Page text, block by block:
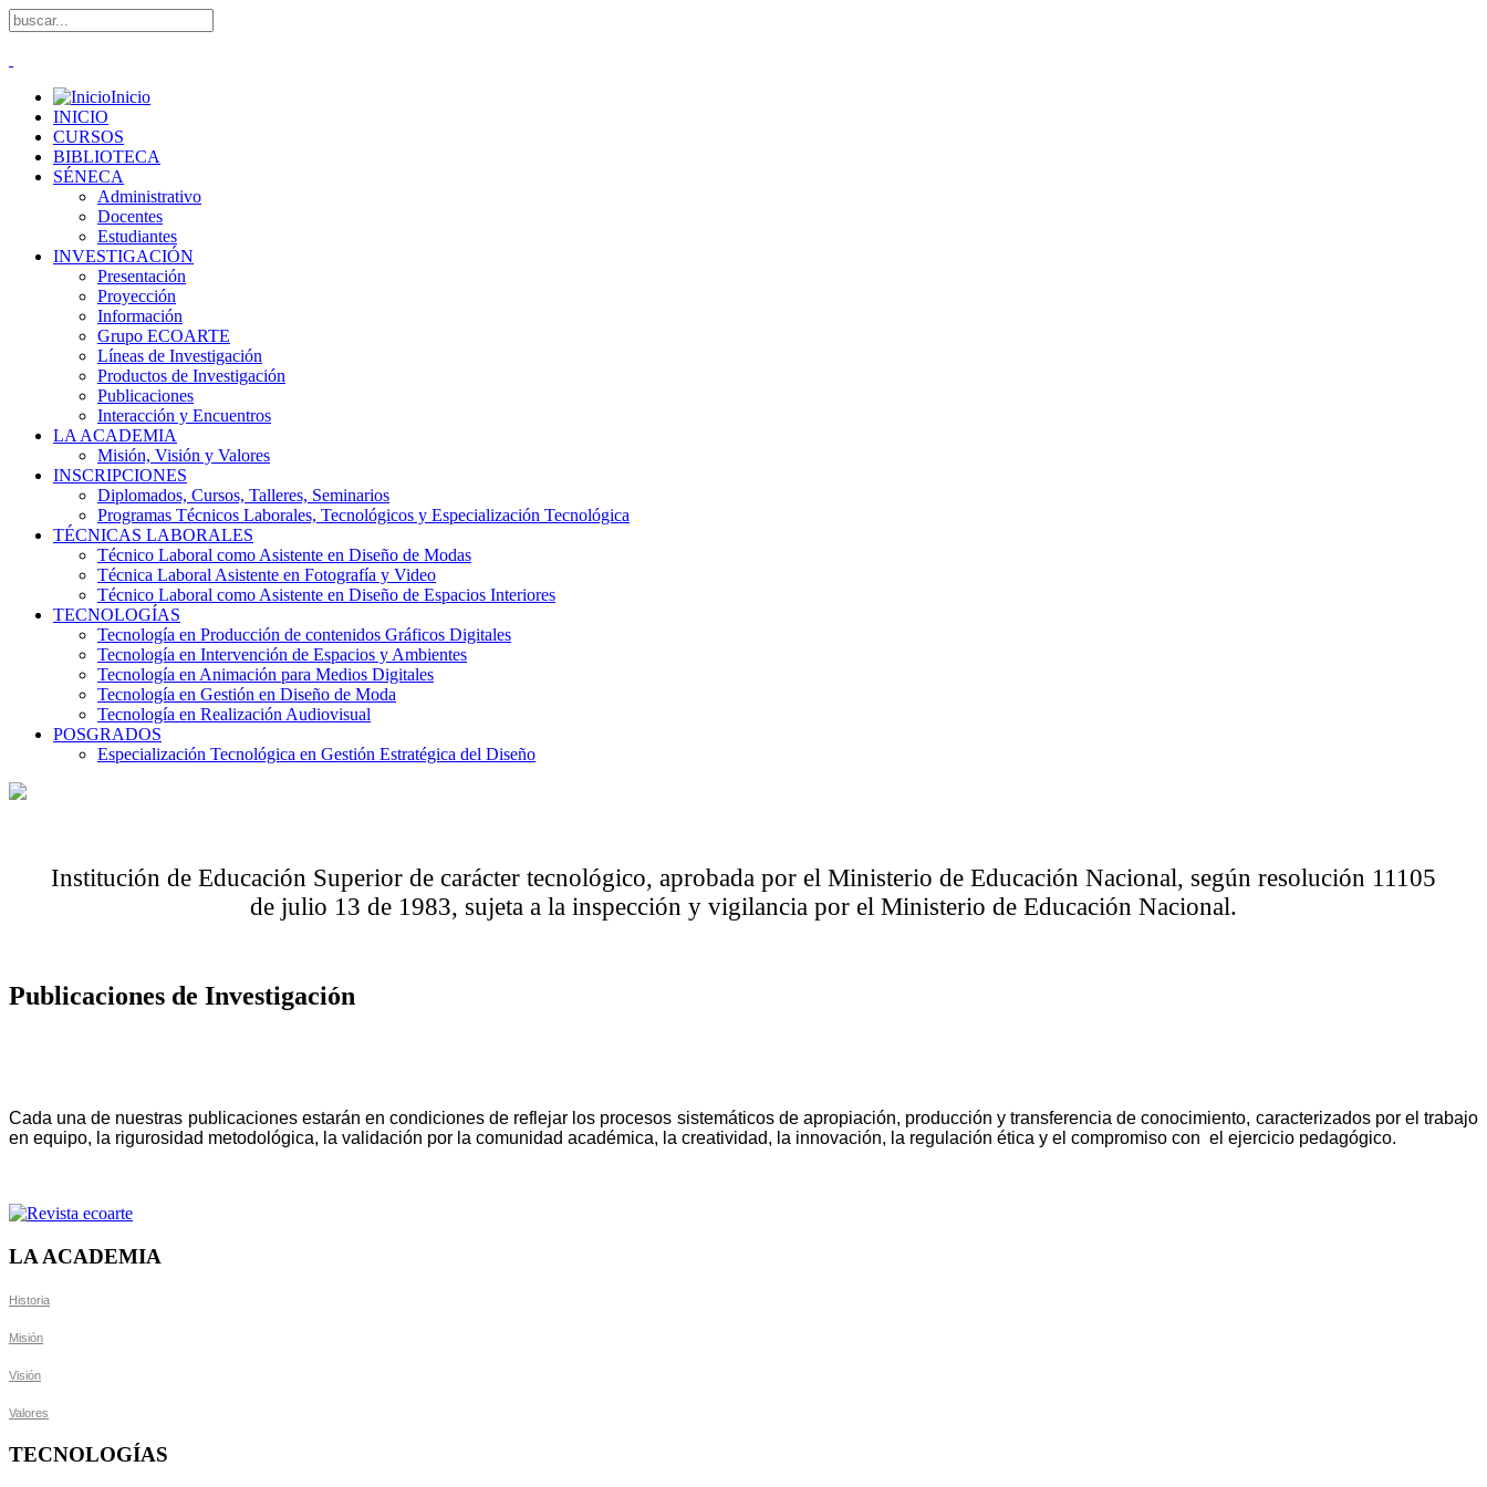
Inicio
INICIO
CURSOS
BIBLIOTECA
SÉNECA
Administrativo
Docentes
Estudiantes
INVESTIGACIÓN
Presentación
Proyección
Información
Grupo ECOARTE
Líneas de Investigación
Productos de Investigación
Publicaciones
Interacción y Encuentros
LA ACADEMIA
Misión, Visión y Valores
INSCRIPCIONES
Diplomados, Cursos, Talleres, Seminarios
Programas Técnicos Laborales, Tecnológicos y Especialización Tecnológica
TÉCNICAS LABORALES
Técnico Laboral como Asistente en Diseño de Modas
Técnica Laboral Asistente en Fotografía y Video
Técnico Laboral como Asistente en Diseño de Espacios Interiores
TECNOLOGÍAS
Tecnología en Producción de contenidos Gráficos Digitales
Tecnología en Intervención de Espacios y Ambientes
Tecnología en Animación para Medios Digitales
Tecnología en Gestión en Diseño de Moda
Tecnología en Realización Audiovisual
POSGRADOS
Especialización Tecnológica en Gestión Estratégica del Diseño
Institución de Educación Superior de carácter tecnológico, aprobada por el Ministerio de Educación Nacional, según resolución 11105
de julio 13 de 1983, sujeta a la inspección y vigilancia por el Ministerio de Educación Nacional.
Publicaciones de Investigación
Cada una de nuestras publicaciones estarán en condiciones de reflejar los procesos sistemáticos de apropiación, producción y transferencia de conocimiento, caracterizados por el trabajo
en equipo, la rigurosidad metodológica, la validación por la comunidad académica, la creatividad, la innovación, la regulación ética y el compromiso con el ejercicio pedagógico.
LA ACADEMIA
Historia
Misión
Visión
Valores
TECNOLOGÍAS